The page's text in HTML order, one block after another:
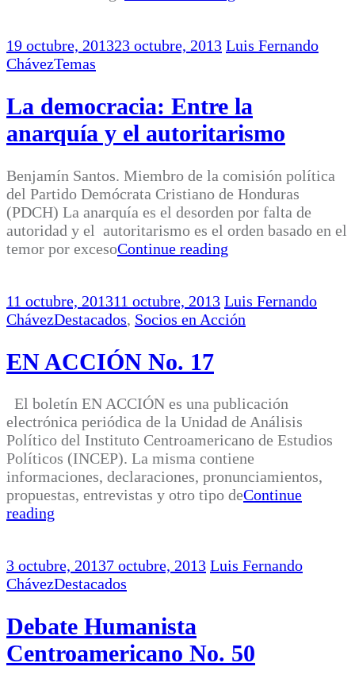
19 octubre, 201323 octubre, 2013 Luis Fernando
ChávezTemas
La democracia: Entre la
anarquía y el autoritarismo
Benjamín Santos. Miembro de la comisión política
del Partido Demócrata Cristiano de Honduras
(PDCH) La anarquía es el desorden por falta de
autoridad y el autoritarismo es el orden basado en el
temor por excesoContinue reading
11 octubre, 201311 octubre, 2013 Luis Fernando
ChávezDestacados, Socios en Acción
EN ACCIÓN No. 17
El boletín EN ACCIÓN es una publicación
electrónica periódica de la Unidad de Análisis
Político del Instituto Centroamericano de Estudios
Políticos (INCEP). La misma contiene
informaciones, declaraciones, pronunciamientos,
propuestas, entrevistas y otro tipo deContinue
reading
3 octubre, 20137 octubre, 2013 Luis Fernando
ChávezDestacados
Debate Humanista
Centroamericano No. 50